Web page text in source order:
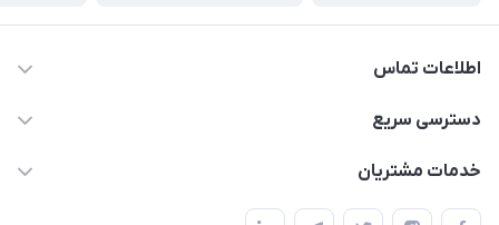
اطلاعات تماس
05191001370
دسترسی سریع
حساب کاربری
خدمات مشتریان
پیگیری سفارش